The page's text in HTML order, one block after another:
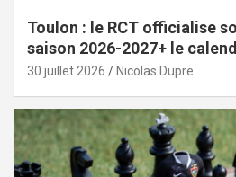
Toulon : le RCT officialise
saison 2026-2027+ le
30 juillet 2026 Nicolas Dupre